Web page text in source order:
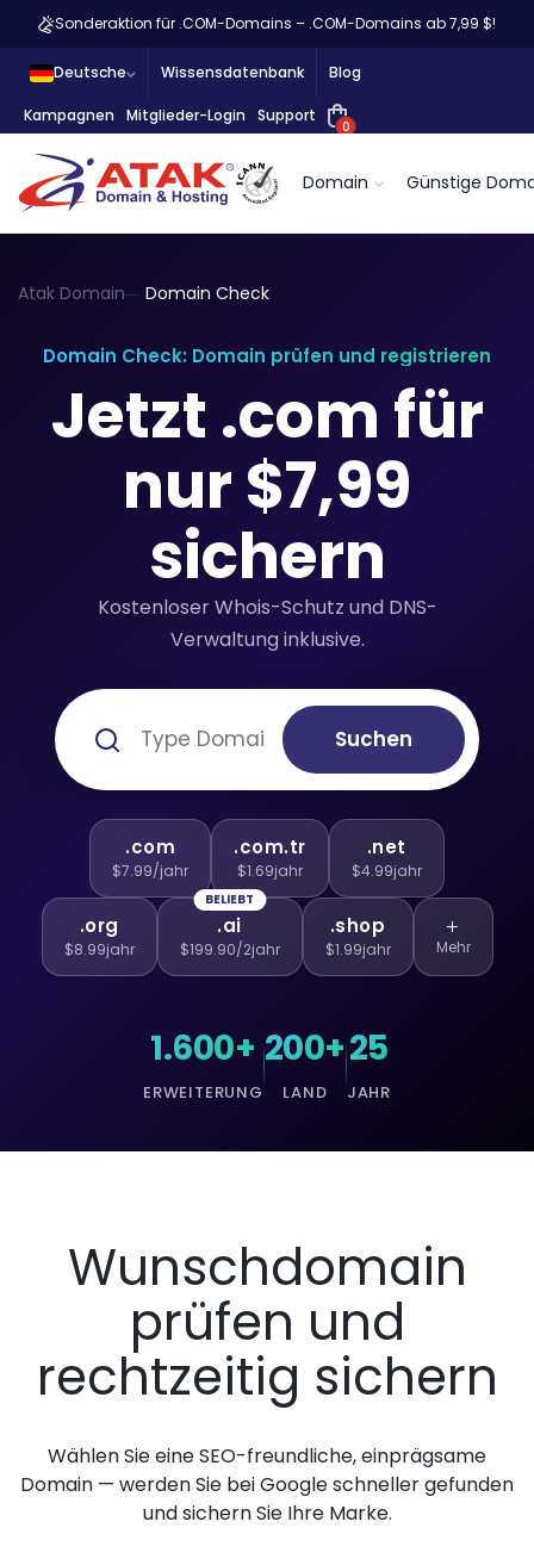
Sonderaktion für .COM-Domains – .COM-Domains ab 7,99 $!
Deutsche Wissensdatenbank Blog
Kampagnen Mitglieder-Login Support
0
Domain Günstige
Atak Domain Domain Check
Domain Check: Domain prüfen und registrieren
Jetzt .com für
nur $7,99
sichern
Kostenloser Whois-Schutz und DNS-
Verwaltung inklusive.
Suchen
.com
$7.99/jahr
.com.tr
$1.69jahr
.net
$4.99jahr
.org
$8.99jahr
.ai
BELIEBT
$199.90/2jahr
.shop
$1.99jahr Mehr
1.600+
ERWEITERUNG
200+
LAND
25
JAHR
Wunschdomain
prüfen und
rechtzeitig sichern
Wählen Sie eine SEO-freundliche, einprägsame
Domain — werden Sie bei Google schneller gefunden
und sichern Sie Ihre Marke.